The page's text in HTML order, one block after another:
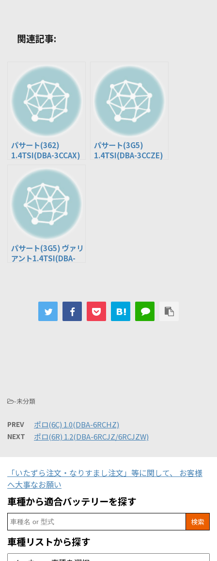
関連記事:
パサート(362)
1.4TSI(DBA-3CCAX)
パサート(3G5)
1.4TSI(DBA-3CCZE)
パサート(3G5) ヴァリ
アント1.4TSI(DBA-
-未分類
PREV ポロ(6C) 1.0(DBA-6RCHZ)
NEXT ポロ(6R) 1.2(DBA-6RCJZ/6RCJZW)
「いたずら注文・なりすまし注文」等に関して、 お客様
へ大事なお願い
車種から適合バッテリーを探す
Search
for:
車種リストから探す